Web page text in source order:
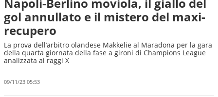
gol annullato e il mistero del maxi-
recupero
La prova dell’arbitro olandese Makkelie al Maradona per la gara
della quarta giornata della fase a gironi di Champions League
analizzata ai raggi X
09/11/23 05:53